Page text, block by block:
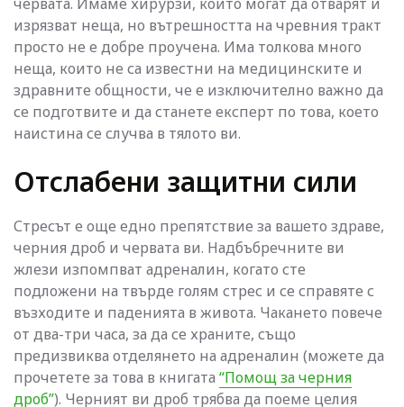
изрязват неща, но вътрешността на чревния тракт
просто не е добре проучена. Има толкова много
неща, които не са известни на медицинските и
здравните общности, че е изключително важно да
се подготвите и да станете експерт по това, което
наистина се случва в тялото ви.
Отслабени защитни сили
Стресът е още едно препятствие за вашето здраве,
черния дроб и червата ви. Надбъбречните ви
жлези изпомпват адреналин, когато сте
подложени на твърде голям стрес и се справяте с
възходите и паденията в живота. Чакането повече
от два-три часа, за да се храните, също
предизвиква отделянето на адреналин (можете да
прочетете за това в книгата “Помощ за черния
дроб”). Черният ви дроб трябва да поеме целия